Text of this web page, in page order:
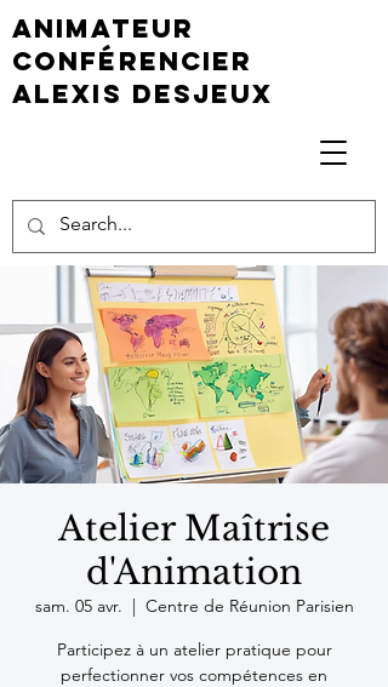
animateur
conférencier
Alexis Desjeux
Atelier Maîtrise
d'Animation
sam. 05 avr.
  |
Centre de Réunion Parisien
Participez à un atelier pratique pour
perfectionner vos compétences en